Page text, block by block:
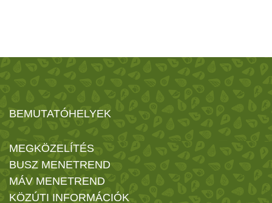
BEMUTATÓHELYEK
MEGKÖZELÍTÉS
BUSZ MENETREND
MÁV MENETREND
KÖZÚTI INFORMÁCIÓK